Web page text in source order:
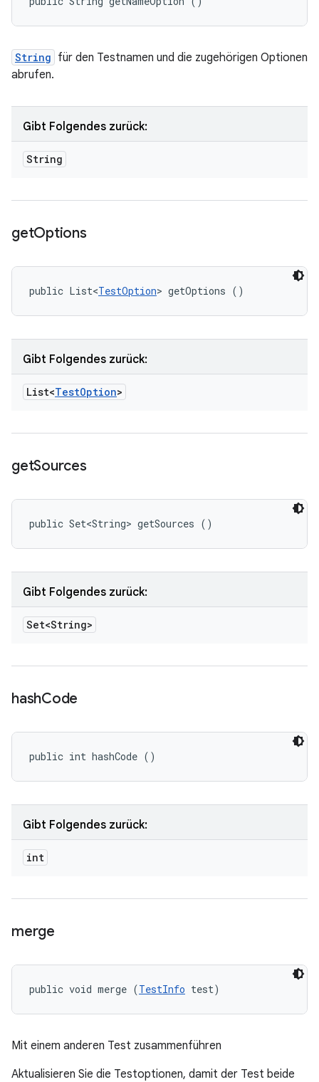
String für den Testnamen und die zugehörigen Optionen
abrufen.
Gibt Folgendes zurück:
String
getOptions
public List<TestOption> getOptions ()
Gibt Folgendes zurück:
List<TestOption>
getSources
public Set<String> getSources ()
Gibt Folgendes zurück:
Set<String>
hashCode
public int hashCode ()
Gibt Folgendes zurück:
int
merge
public void merge (TestInfo test)
Mit einem anderen Test zusammenführen
Aktualisieren Sie die Testoptionen, damit der Test beide